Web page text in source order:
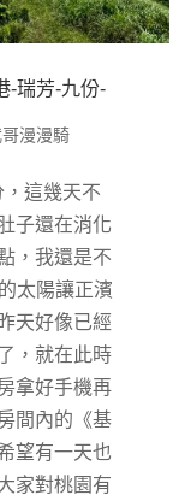
-瑞芳-九份-
漫漫騎
這幾天不
子還在消化
，我還是不
太陽讓正濱
天好像已經
，就在此時
拿好手機再
間內的《基
望有一天也
家對桃園有